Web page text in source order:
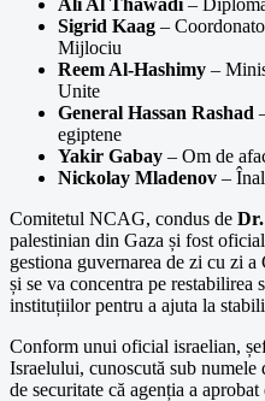
Sigrid Kaag –
Mijlociu
Reem Al-Hashimy –
Unite
General Hassan Rashad
egiptene
Yakir Gabay – Om de
Nickolay Mladenov –
Comitetul NCAG, condus de Dr.
palestinian din Gaza și fost
gestiona guvernarea de zi cu zi
și se va concentra pe restabilirea
instituțiilor pentru a ajuta la
Conform unui oficial israelian,
Israelului, cunoscută sub
de securitate că agenția a